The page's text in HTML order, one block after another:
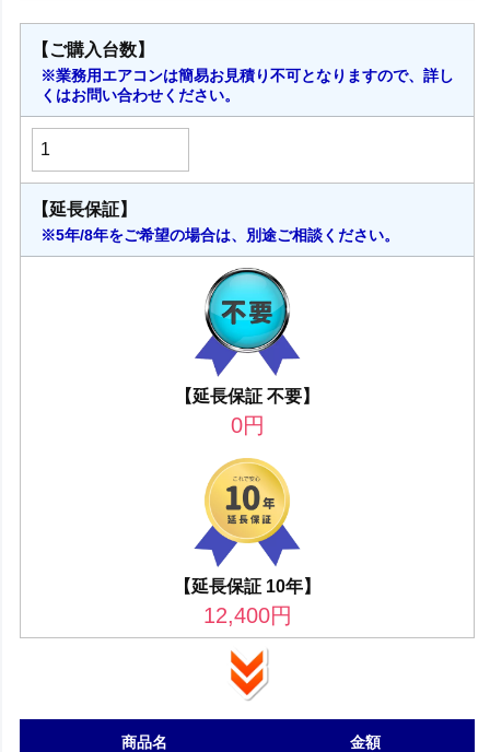
【ご購入台数】
※業務用エアコンは簡易お見積り不可となりますので、詳し
くはお問い合わせください。
【延長保証】
※5年/8年をご希望の場合は、別途ご相談ください。
【延長保証 不要】
0円
【延長保証 10年】
12,400円
商品名 金額